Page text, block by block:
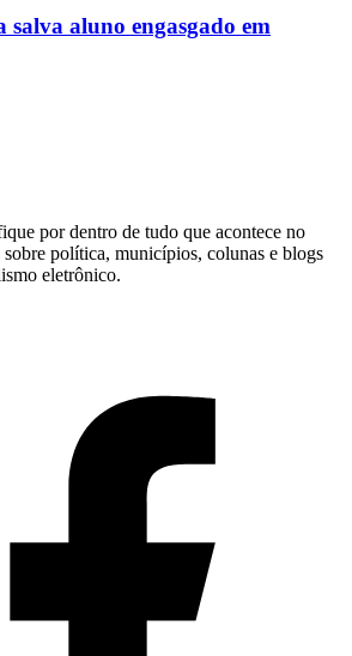
aluno engasgado em
por dentro de tudo que acontece no
política, municípios, colunas e blogs
eletrônico.